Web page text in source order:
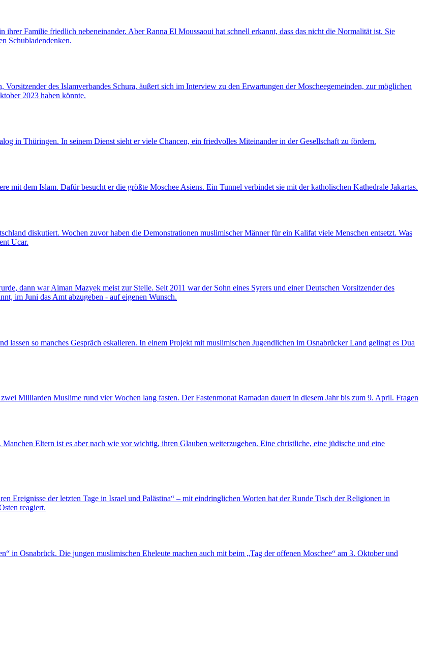
Familie friedlich nebeneinander. Aber Ranna El Moussaoui hat schnell erkannt, dass das nicht die Normalität ist. Sie
Schubladendenken.
des Islamverbandes Schura, äußert sich im Interview zu den Erwartungen der Moscheegemeinden, zur möglichen
2023 haben könnte.
in Thüringen. In seinem Dienst sieht er viele Chancen, ein friedvolles Miteinander in der Gesellschaft zu fördern.
mit dem Islam. Dafür besucht er die größte Moschee Asiens. Ein Tunnel verbindet sie mit der katholischen Kathedrale Jakartas.
diskutiert. Wochen zuvor haben die Demonstrationen muslimischer Männer für ein Kalifat viele Menschen entsetzt. Was
Ucar.
dann war Aiman Mazyek meist zur Stelle. Seit 2011 war der Sohn eines Syrers und einer Deutschen Vorsitzender des
im Juni das Amt abzugeben - auf eigenen Wunsch.
so manches Gespräch eskalieren. In einem Projekt mit muslimischen Jugendlichen im Osnabrücker Land gelingt es Dua
Milliarden Muslime rund vier Wochen lang fasten. Der Fastenmonat Ramadan dauert in diesem Jahr bis zum 9. April. Fragen
Eltern ist es aber nach wie vor wichtig, ihren Glauben weiterzugeben. Eine christliche, eine jüdische und eine
Ereignisse der letzten Tage in Israel und Palästina“ – mit eindringlichen Worten hat der Runde Tisch der Religionen in
reagiert.
in Osnabrück. Die jungen muslimischen Eheleute machen auch mit beim „Tag der offenen Moschee“ am 3. Oktober und